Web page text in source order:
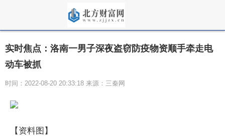
实时焦点：洛南一男子深夜盗窃防疫物资顺手牵走电
动车被抓
时间：2022-08-20 20:33:18 来源：三秦网
【资料图】